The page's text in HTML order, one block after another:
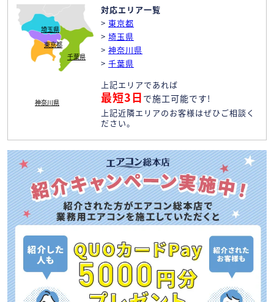
東京都
埼玉県
神奈川県
千葉県
対応エリア一覧
> 東京都
> 埼玉県
> 神奈川県
> 千葉県
上記エリアであれば
最短3日 で施工可能です!
上記近隣エリアのお客様はぜひご相談く
ださい。